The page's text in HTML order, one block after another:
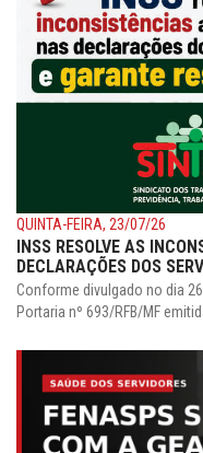
QUINTA-FEIRA, 23/07/26
INSS RESOLVE AS
DECLARAÇÕES DOS
Conforme divulgado no dia
Portaria nº 693/RFB/MF